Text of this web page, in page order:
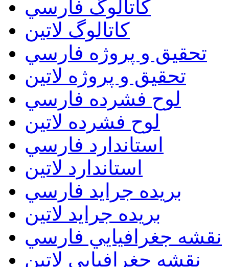
کاتالوگ فارسي
کاتالوگ لاتين
تحقيق و پروژه فارسي
تحقيق و پروژه لاتين
لوح فشرده فارسي
لوح فشرده لاتين
استاندارد فارسي
استاندارد لاتين
بريده جرايد فارسي
بريده جرايد لاتين
نقشه جغرافيايي فارسي
نقشه جغرافيايي لاتين